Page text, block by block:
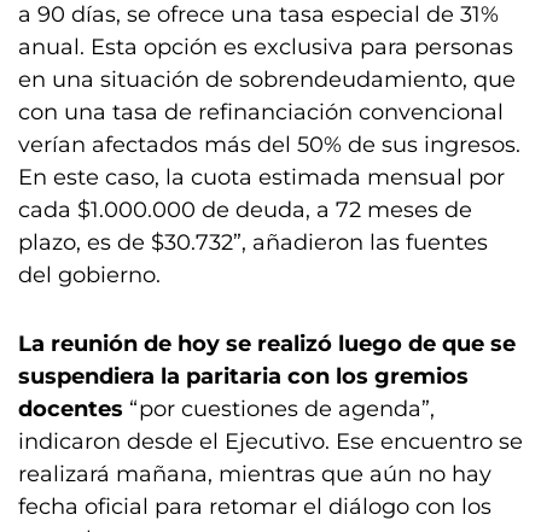
a 90 días, se ofrece una tasa especial de 31%
anual. Esta opción es exclusiva para personas
en una situación de sobrendeudamiento, que
con una tasa de refinanciación convencional
verían afectados más del 50% de sus ingresos.
En este caso, la cuota estimada mensual por
cada $1.000.000 de deuda, a 72 meses de
plazo, es de $30.732”, añadieron las fuentes
del gobierno.
La reunión de hoy se realizó luego de que se
suspendiera la paritaria con los gremios
docentes “por cuestiones de agenda”,
indicaron desde el Ejecutivo. Ese encuentro se
realizará mañana, mientras que aún no hay
fecha oficial para retomar el diálogo con los